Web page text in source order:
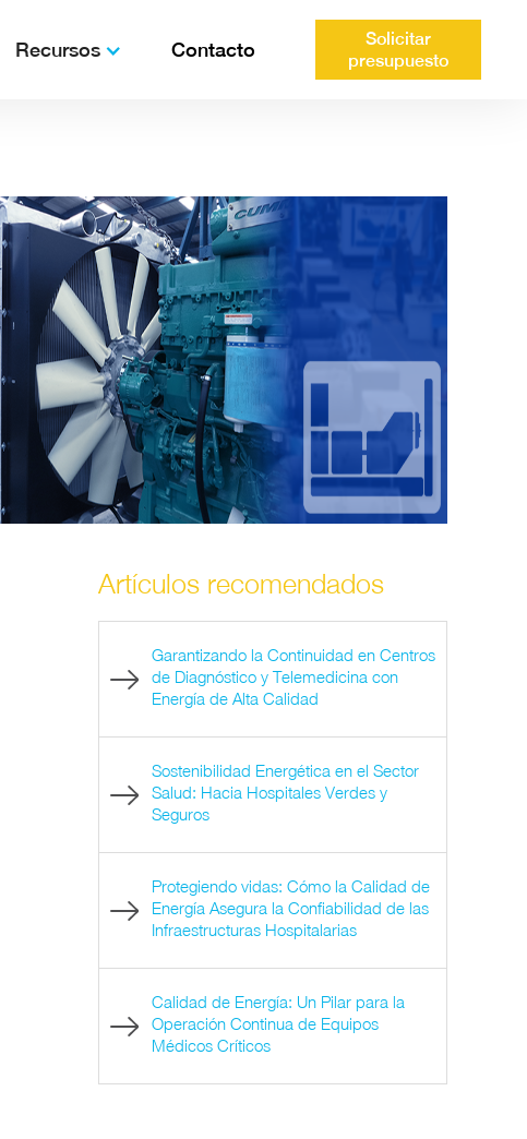
Recursos Contacto
Solicitar
presupuesto
Artículos recomendados
Garantizando la Continuidad en Centros
de Diagnóstico y Telemedicina con
Energía de Alta Calidad
Sostenibilidad Energética en el Sector
Salud: Hacia Hospitales Verdes y
Seguros
Protegiendo vidas: Cómo la Calidad de
Energía Asegura la Confiabilidad de las
Infraestructuras Hospitalarias
Calidad de Energía: Un Pilar para la
Operación Continua de Equipos
Médicos Críticos